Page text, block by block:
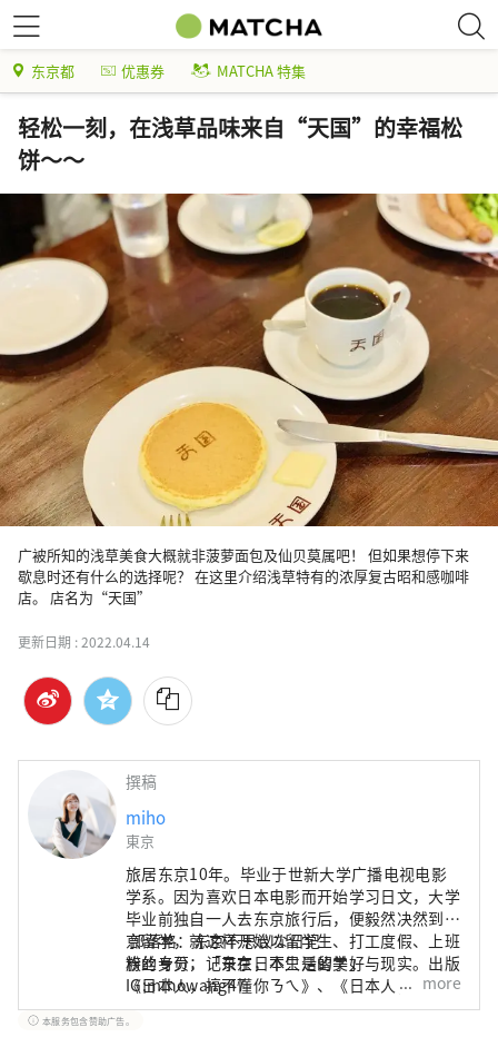
东京都 优惠券 MATCHA 特集
轻松一刻，在浅草品味来自“天国”的幸福松
饼～～
广被所知的浅草美食大概就非菠萝面包及仙贝莫属吧！ 但如果想停下来
歇息时还有什么的选择呢？ 在这里介绍浅草特有的浓厚复古昭和感咖啡
店。 店名为“天国”
更新日期 :2022.04.14
撰稿
miho
東京
旅居东京10年。毕业于世新大学广播电视电影
学系。因为喜欢日本电影而开始学习日文，大学
毕业前独自一人去东京旅行后，便毅然决然到东
京留学，就这样开始以留学生、打工度假、上班
族的身分，记录在日本生活的美好与现实。出版
《日本人，搞不懂你ㄋㄟ》、《日本人，你不累
吗？》、《东京美好散策》、《东京时时刻
刻》、《欢迎加入一人日剧社》等日本相关书
部落格：东京不思议な日记
粉丝专页：「东京，不只是留学」
IG:mihowang47
more
本服务包含赞助广告。